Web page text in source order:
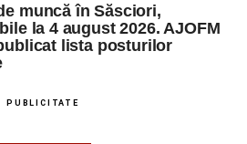
muncă în Săsciori,
la 4 august 2026. AJOFM
lista posturilor
PUBLICITATE